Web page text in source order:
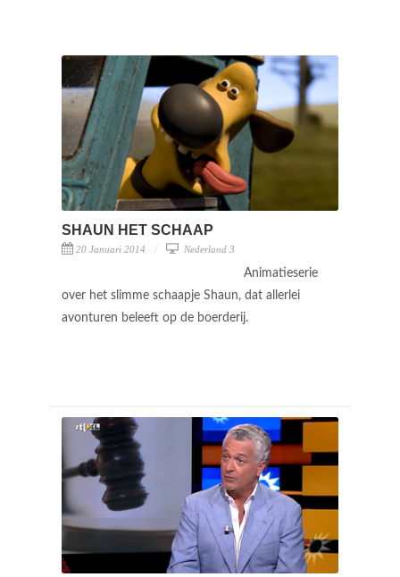
SHAUN HET SCHAAP
20 Januari 2014 Nederland 3
Animatieserie
over het slimme schaapje Shaun, dat allerlei
avonturen beleeft op de boerderij.